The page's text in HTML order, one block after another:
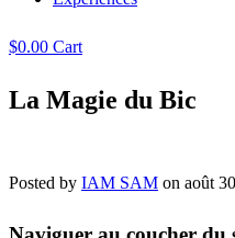
$0.00 Cart
La Magie du Bic
Posted by IAM SAM on août